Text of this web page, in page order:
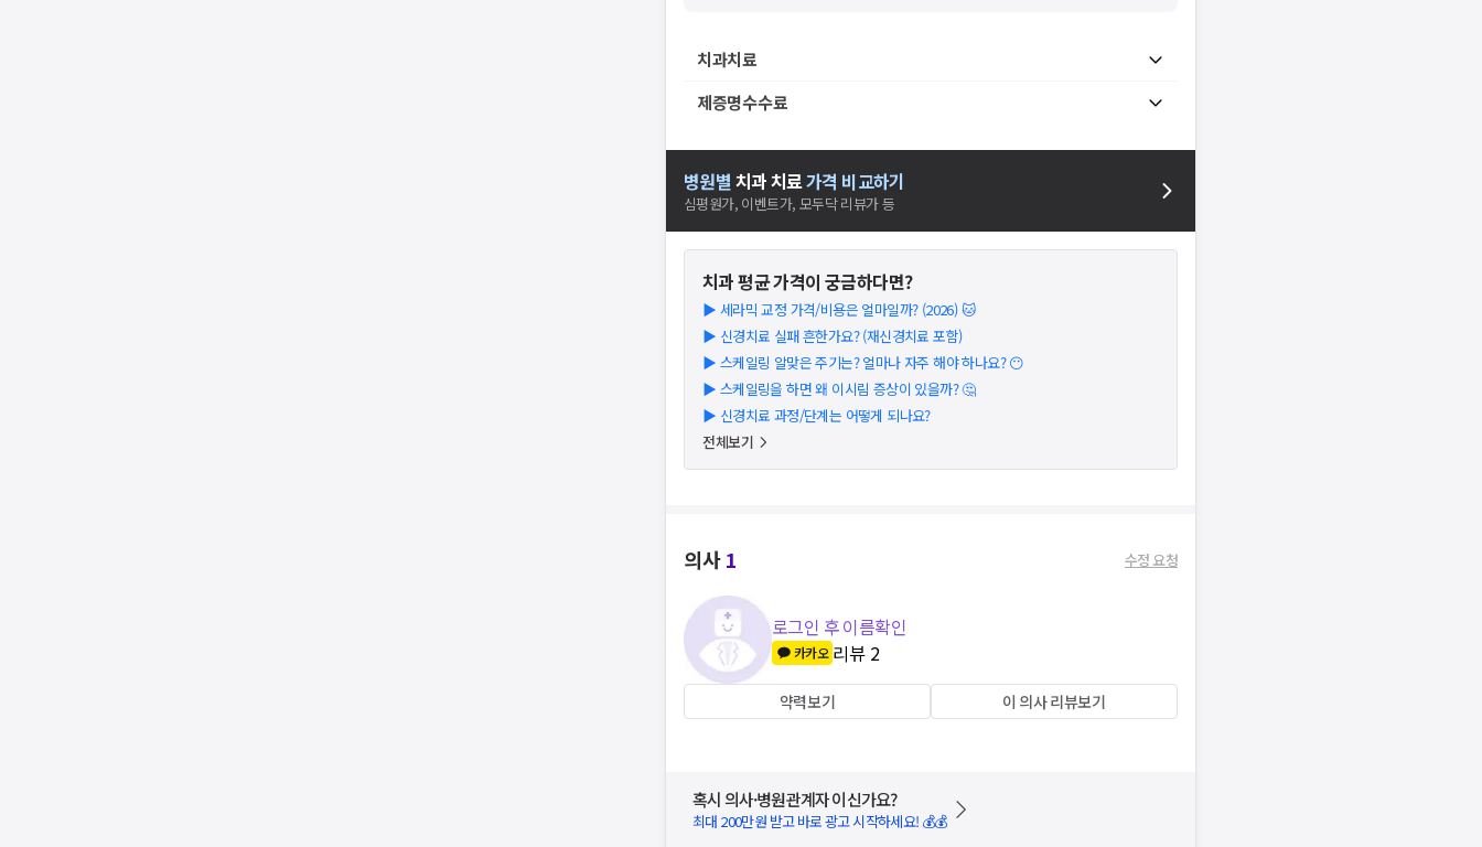
치과치료
제증명수수료
병원별 치과치료가격 비교하기
심평원가, 이벤트가, 모두닥 리뷰가 등
치과평균 가격이 궁금하다면?
▶ 세라믹 교정 가격/비용은 얼마일까? (2026) 🐱
▶ 신경치료 실패 흔한가요? (재신경치료 포함)
▶ 스케일링 알맞은 주기는? 얼마나 자주 해야 하나요? 😶
▶ 스케일링을 하면 왜 이시림 증상이 있을까? 🤔
▶ 신경치료 과정/단계는 어떻게 되나요?
전체보기
의사1 수정 요청
로그인 후 이름확인
카카오 리뷰 2
약력보기 이 의사 리뷰보기
혹시 의사·병원관계자 이신가요?
최대 200만원 받고 바로 광고 시작하세요! 💰💰